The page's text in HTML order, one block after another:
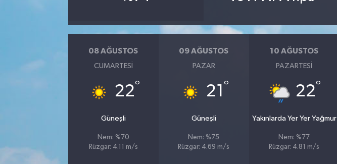
08 AĞUSTOS
CUMARTESI
22°
Güneşli
Nem: %70
Rüzgar: 4.11 m/s
09 AĞUSTOS
PAZAR
21 °
Güneşli
Nem: %75
Rüzgar: 4.69 m/s
10 AĞUSTOS
PAZARTESI
22°
Yakınlarda Yer Yer Yağmur
Nem: %77
Rüzgar: 4.81 m/s
Bilim, Teknoloji